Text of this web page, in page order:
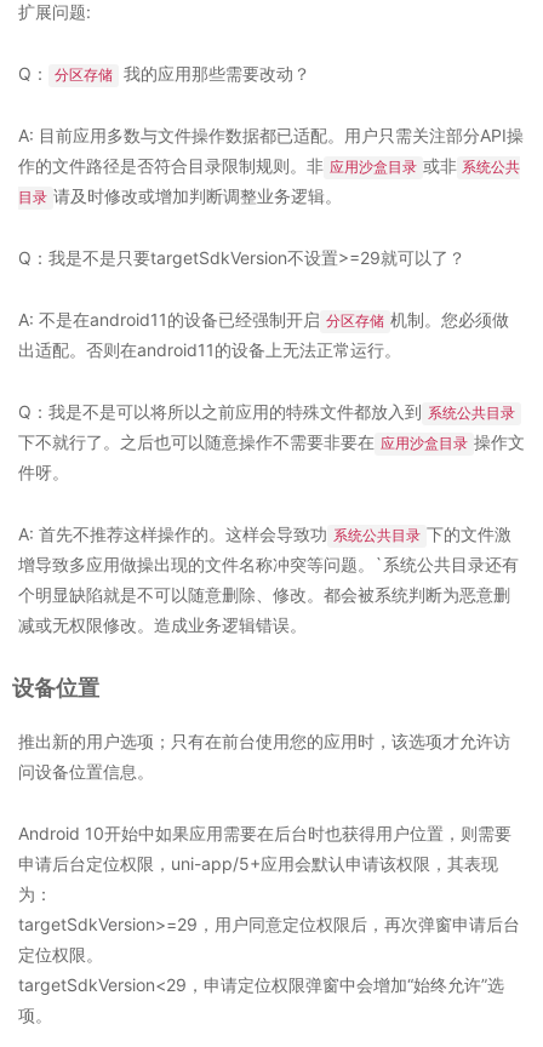
扩展问题:
Q： 分区存储 我的应用那些需要改动？
A: 目前应用多数与文件操作数据都已适配。用户只需关注部分API操
作的文件路径是否符合目录限制规则。非 应用沙盒目录 或非 系统公共
目录 请及时修改或增加判断调整业务逻辑。
Q：我是不是只要targetSdkVersion不设置>=29就可以了？
A: 不是在android11的设备已经强制开启 分区存储 机制。您必须做
出适配。否则在android11的设备上无法正常运行。
Q：我是不是可以将所以之前应用的特殊文件都放入到 系统公共目录
下不就行了。之后也可以随意操作不需要非要在 应用沙盒目录 操作文
件呀。
A: 首先不推荐这样操作的。这样会导致功 系统公共目录 下的文件激
增导致多应用做操出现的文件名称冲突等问题。`系统公共目录还有
个明显缺陷就是不可以随意删除、修改。都会被系统判断为恶意删
减或无权限修改。造成业务逻辑错误。
设备位置
推出新的用户选项；只有在前台使用您的应用时，该选项才允许访
问设备位置信息。
Android 10开始中如果应用需要在后台时也获得用户位置，则需要
申请后台定位权限，uni-app/5+应用会默认申请该权限，其表现
为：
targetSdkVersion>=29，用户同意定位权限后，再次弹窗申请后台
定位权限。
targetSdkVersion<29，申请定位权限弹窗中会增加“始终允许”选
项。